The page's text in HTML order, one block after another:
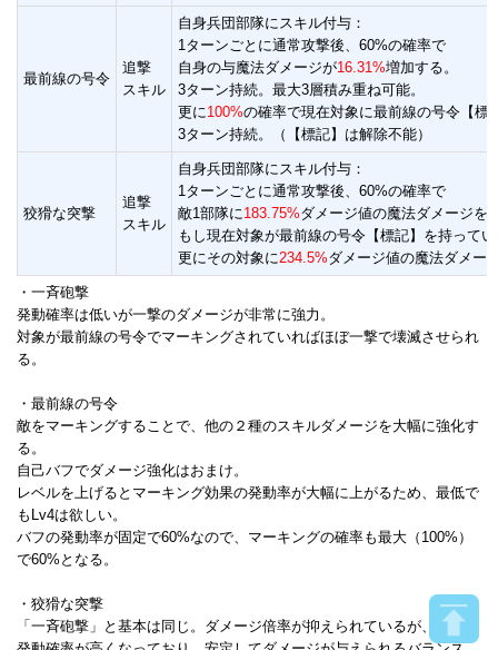
最前線の号令
追撃
スキル
自身兵団部隊にスキル付与：
1ターンごとに通常攻撃後、60%の確率で
自身の与魔法ダメージが16.31%増加する。
3ターン持続。最大3層積み重ね可能。
更に100%の確率で現在対象に最前線の号令【標
3ターン持続。（【標記】は解除不能）
狡猾な突撃
追撃
スキル
自身兵団部隊にスキル付与：
1ターンごとに通常攻撃後、60%の確率で
敵1部隊に183.75%ダメージ値の魔法ダメージを
もし現在対象が最前線の号令【標記】を持って
更にその対象に234.5%ダメージ値の魔法ダメー
・一斉砲撃
発動確率は低いが一撃のダメージが非常に強力。
対象が最前線の号令でマーキングされていればほぼ一撃で壊滅させられ
る。
・最前線の号令
敵をマーキングすることで、他の２種のスキルダメージを大幅に強化す
る。
自己バフでダメージ強化はおまけ。
レベルを上げるとマーキング効果の発動率が大幅に上がるため、最低で
もLv4は欲しい。
バフの発動率が固定で60%なので、マーキングの確率も最大（100%）
で60%となる。
・狡猾な突撃
「一斉砲撃」と基本は同じ。ダメージ倍率が抑えられているが、